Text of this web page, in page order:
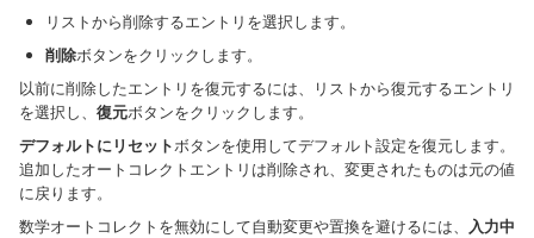
リストから削除するエントリを選択します。
削除ボタンをクリックします。
以前に削除したエントリを復元するには、リストから復元するエントリ
を選択し、 復元ボタンをクリックします。
デフォルトにリセットボタンを使用してデフォルト設定を復元します。
追加したオートコレクトエントリは削除され、変更されたものは元の値
に戻ります。
数学オートコレクトを無効にして自動変更や置換を避けるには、 入力中